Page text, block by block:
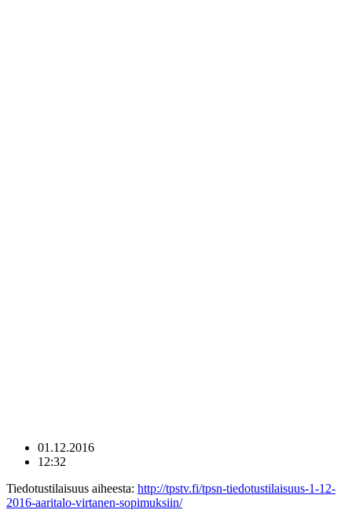
01.12.2016
12:32
Tiedotustilaisuus aiheesta: http://tpstv.fi/tpsn-tiedotustilaisuus-1-12-
2016-aaritalo-virtanen-sopimuksiin/